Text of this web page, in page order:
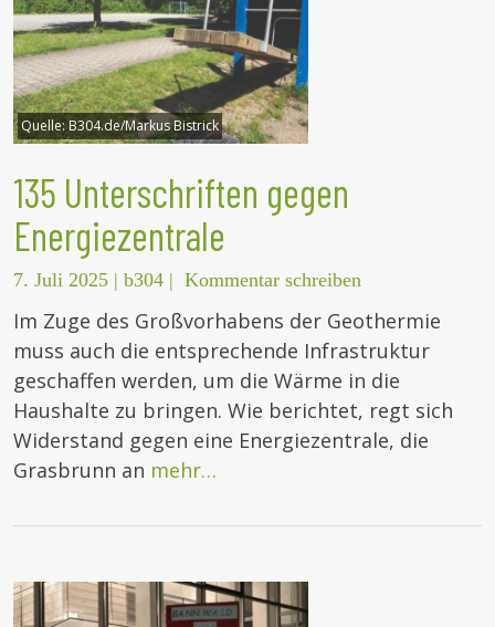
Quelle:B304.de/Markus Bistrick
135 Unterschriften gegen
Energiezentrale
7. Juli 2025 | b304 | Kommentar schreiben
Im Zuge des Großvorhabens der Geothermie
muss auch die entsprechende Infrastruktur
geschaffen werden, um die Wärme in die
Haushalte zu bringen. Wie berichtet, regt sich
Widerstand gegen eine Energiezentrale, die
Grasbrunn an mehr…